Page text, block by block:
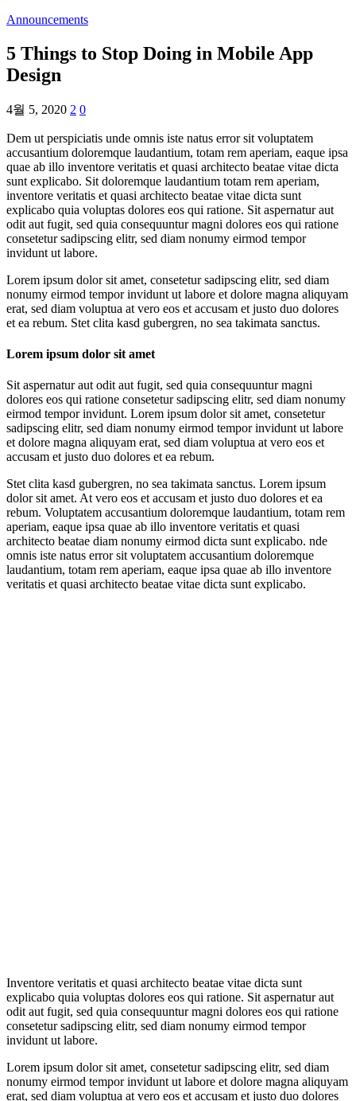
Announcements
5 Things to Stop Doing in Mobile App
Design
4월 5, 2020 2 0
Dem ut perspiciatis unde omnis iste natus error sit voluptatem
accusantium doloremque laudantium, totam rem aperiam, eaque ipsa
quae ab illo inventore veritatis et quasi architecto beatae vitae dicta
sunt explicabo. Sit doloremque laudantium totam rem aperiam,
inventore veritatis et quasi architecto beatae vitae dicta sunt
explicabo quia voluptas dolores eos qui ratione. Sit aspernatur aut
odit aut fugit, sed quia consequuntur magni dolores eos qui ratione
consetetur sadipscing elitr, sed diam nonumy eirmod tempor
invidunt ut labore.
Lorem ipsum dolor sit amet, consetetur sadipscing elitr, sed diam
nonumy eirmod tempor invidunt ut labore et dolore magna aliquyam
erat, sed diam voluptua at vero eos et accusam et justo duo dolores
et ea rebum. Stet clita kasd gubergren, no sea takimata sanctus.
Lorem ipsum dolor sit amet
Sit aspernatur aut odit aut fugit, sed quia consequuntur magni
dolores eos qui ratione consetetur sadipscing elitr, sed diam nonumy
eirmod tempor invidunt. Lorem ipsum dolor sit amet, consetetur
sadipscing elitr, sed diam nonumy eirmod tempor invidunt ut labore
et dolore magna aliquyam erat, sed diam voluptua at vero eos et
accusam et justo duo dolores et ea rebum.
Stet clita kasd gubergren, no sea takimata sanctus. Lorem ipsum
dolor sit amet. At vero eos et accusam et justo duo dolores et ea
rebum. Voluptatem accusantium doloremque laudantium, totam rem
aperiam, eaque ipsa quae ab illo inventore veritatis et quasi
architecto beatae diam nonumy eirmod dicta sunt explicabo. nde
omnis iste natus error sit voluptatem accusantium doloremque
laudantium, totam rem aperiam, eaque ipsa quae ab illo inventore
veritatis et quasi architecto beatae vitae dicta sunt explicabo.
Inventore veritatis et quasi architecto beatae vitae dicta sunt
explicabo quia voluptas dolores eos qui ratione. Sit aspernatur aut
odit aut fugit, sed quia consequuntur magni dolores eos qui ratione
consetetur sadipscing elitr, sed diam nonumy eirmod tempor
invidunt ut labore.
Lorem ipsum dolor sit amet, consetetur sadipscing elitr, sed diam
nonumy eirmod tempor invidunt ut labore et dolore magna aliquyam
erat, sed diam voluptua at vero eos et accusam et justo duo dolores